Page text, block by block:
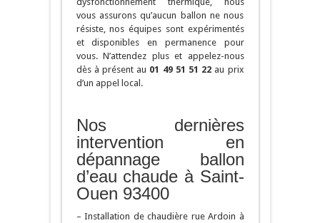
vous assurons qu’aucun ballon ne nous
résiste, nos équipes sont expérimentés
et disponibles en permanence pour
vous. N’attendez plus et appelez-nous
dès à présent au 01 49 51 51 22 au prix
d’un appel local.
Nos dernières
intervention en
dépannage ballon
d’eau chaude à Saint-
Ouen 93400
– Installation de chaudière rue Ardoin à